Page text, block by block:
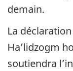
demain.
La
Ha’lidzogm
soutiendra